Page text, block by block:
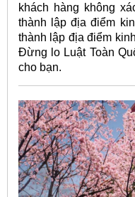
khách hàng không
thành lập địa điểm
thành lập địa điểm
Đừng lo Luật Toàn
cho bạn.